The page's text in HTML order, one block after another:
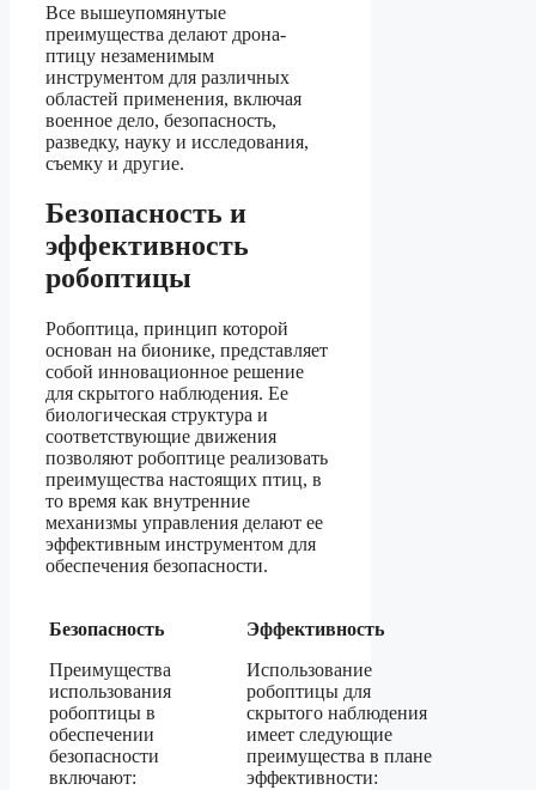
Все вышеупомянутые
преимущества делают дрона-
птицу незаменимым
инструментом для различных
областей применения, включая
военное дело, безопасность,
разведку, науку и исследования,
съемку и другие.
Безопасность и
эффективность
робоптицы
Робоптица, принцип которой
основан на бионике, представляет
собой инновационное решение
для скрытого наблюдения. Ее
биологическая структура и
соответствующие движения
позволяют робоптице реализовать
преимущества настоящих птиц, в
то время как внутренние
механизмы управления делают ее
эффективным инструментом для
обеспечения безопасности.
Безопасность
Преимущества
использования
робоптицы в
обеспечении
безопасности
включают:
Эффективность
Использование
робоптицы для
скрытого наблюдения
имеет следующие
преимущества в плане
эффективности: